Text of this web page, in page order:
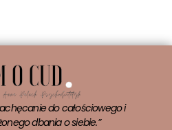
do całościowego i
dbania o siebie.”